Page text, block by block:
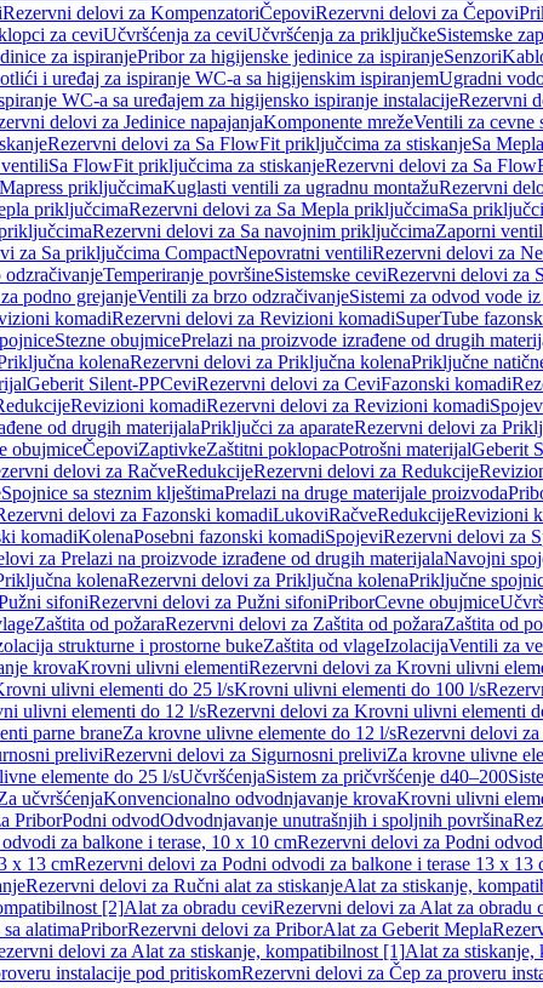
Rezervni delovi za KompenzatoriČepoviRezervni delovi za Čepovi
za ceviUčvršćenja za ceviUčvršćenja za priključkeSistemske
za ispiranjePribor za higijenske jedinice za ispiranjeSenzori
i uređaj za ispiranje WC-a sa higijenskim ispiranjemUgradni
WC-a sa uređajem za higijensko ispiranje instalacijeRezervni
delovi za Jedinice napajanjaKomponente mrežeVentili za cevne
Rezervni delovi za Sa FlowFit priključcima za stiskanjeSa
Sa FlowFit priključcima za stiskanjeRezervni delovi za Sa
priključcimaKuglasti ventili za ugradnu montažuRezervni
priključcimaRezervni delovi za Sa Mepla priključcimaSa
Rezervni delovi za Sa navojnim priključcimaZaporni
za Sa priključcima CompactNepovratni ventiliRezervni delovi za
Temperiranje površineSistemske ceviRezervni delovi za
podno grejanjeVentili za brzo odzračivanjeSistemi za odvod vode
komadiRezervni delovi za Revizioni komadiSuperTube
Stezne obujmicePrelazi na proizvode izrađene od drugih
kolenaRezervni delovi za Priključna kolenaPriključne
Geberit Silent-PPCeviRezervni delovi za CeviFazonski komadi
Revizioni komadiRezervni delovi za Revizioni komadi
od drugih materijalaPriključci za aparateRezervni delovi za
obujmiceČepoviZaptivkeZaštitni poklopacPotrošni materijalGeberit
delovi za RačveRedukcijeRezervni delovi za Redukcije
Spojnice sa steznim klještimaPrelazi na druge materijale proizvoda
delovi za Fazonski komadiLukoviRačveRedukcijeRevizioni
komadiKolenaPosebni fazonski komadiSpojeviRezervni delovi za
za Prelazi na proizvode izrađene od drugih materijalaNavojni
kolenaRezervni delovi za Priključna kolenaPriključne
sifoniRezervni delovi za Pužni sifoniPriborCevne obujmice
Zaštita od požaraRezervni delovi za Zaštita od požaraZaštita od
strukturne i prostorne bukeZaštita od vlageIzolacijaVentili za
krovaKrovni ulivni elementiRezervni delovi za Krovni ulivni
ulivni elementi do 25 l/sKrovni ulivni elementi do 100 l/s
ulivni elementi do 12 l/sRezervni delovi za Krovni ulivni elementi
parne braneZa krovne ulivne elemente do 12 l/sRezervni delovi
preliviRezervni delovi za Sigurnosni preliviZa krovne ulivne
elemente do 25 l/sUčvršćenjaSistem za pričvršćenje d40–200
učvršćenjaKonvencionalno odvodnjavanje krovaKrovni ulivni
PriborPodni odvodOdvodnjavanje unutrašnjih i spoljnih površina
za balkone i terase, 10 x 10 cmRezervni delovi za Podni
x 13 cmRezervni delovi za Podni odvodi za balkone i terase 13 x 13
Rezervni delovi za Ručni alat za stiskanjeAlat za stiskanje,
[2]Alat za obradu ceviRezervni delovi za Alat za obradu
alatimaPriborRezervni delovi za PriborAlat za Geberit Mepla
delovi za Alat za stiskanje, kompatibilnost [1]Alat za
instalacije pod pritiskomRezervni delovi za Čep za proveru